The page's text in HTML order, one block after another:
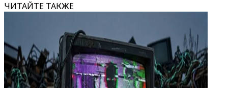
ЧИТАЙТЕ ТАКЖЕ